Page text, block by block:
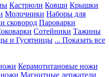
Кастрюли Ковши Крышки
Молочники Наборы для
сковород Пароварки
Сотейники Тажины
и Гусятницы ... Показать все
Керамотитановые ножи
Магнитные держатели